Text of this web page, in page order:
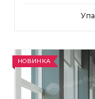
НОВИНКА